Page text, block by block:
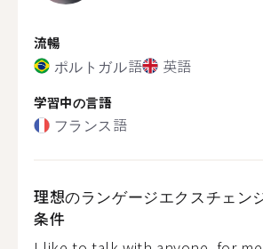
流暢
ポルトガル語 英語
学習中の言語
フランス語
理想のランゲージエクスチェン
条件